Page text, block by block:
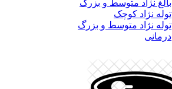
بالغ نژاد متوسط و بزرگ
توله نژاد کوچک
توله نژاد متوسط و بزرگ
درمانی